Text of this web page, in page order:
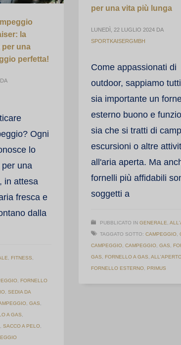
la
per una
perfetta!
DA
Ogni
lo
una
in attesa
fresca e
dalla
FITNESS
FORNELLO
SEDIA DA
GAS
A GAS
SACCO A PELO
per una vita più lunga
LUNEDÌ, 22 LUGLIO 2024 DA
SPORTKAISERGMBH
Come appassionati di
outdoor, sappiamo
sia importante un
esterno buono e
sia che si tratti di
escursioni o altre
all'aria aperta. Ma
fornelli più affidabili
soggetti a
PUBBLICATO IN GENERALE
TAGGATO SOTTO: CAMPEGGIO
CAMPEGGIO CAMPEGGIO GAS
GAS FORNELLO A GAS
FORNELLO ESTERNO PRIMUS